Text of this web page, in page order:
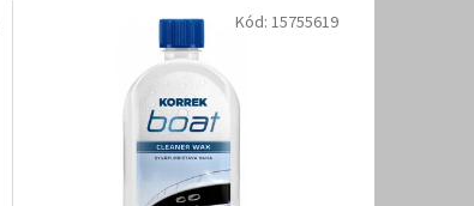
Kód: 15755619